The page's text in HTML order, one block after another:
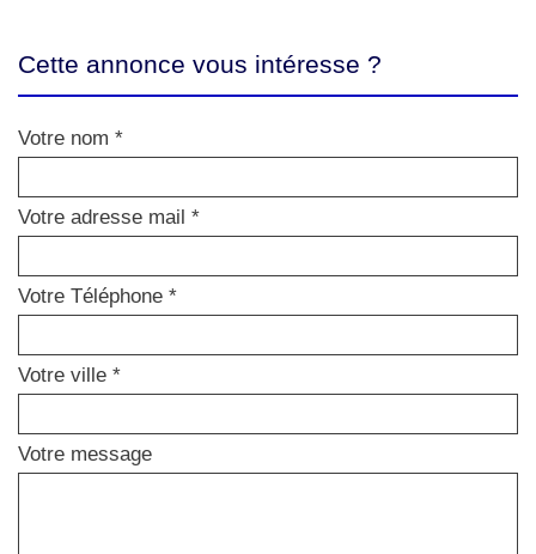
Cette annonce vous intéresse ?
Votre nom *
Votre adresse mail *
Votre Téléphone *
Votre ville *
Votre message